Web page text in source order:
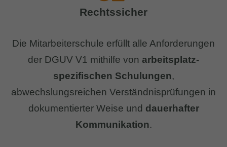
Rechtssicher
Die Mitarbeiterschule erfüllt alle Anforderungen
der DGUV V1 mithilfe von arbeitsplatz-
spezifischen Schulungen,
abwechslungsreichen Verständnisprüfungen in
dokumentierter Weise und dauerhafter
Kommunikation.